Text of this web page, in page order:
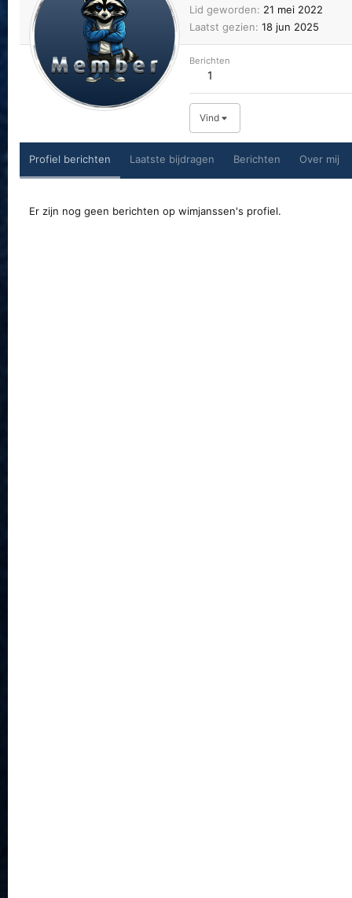
Lid geworden
21 mei 2022
Laatst gezien 18 jun 2025
Berichten
1
Vind
Profiel berichten Laatste bijdragen Berichten Over mij
Er zijn nog geen berichten op wimjanssen's profiel.